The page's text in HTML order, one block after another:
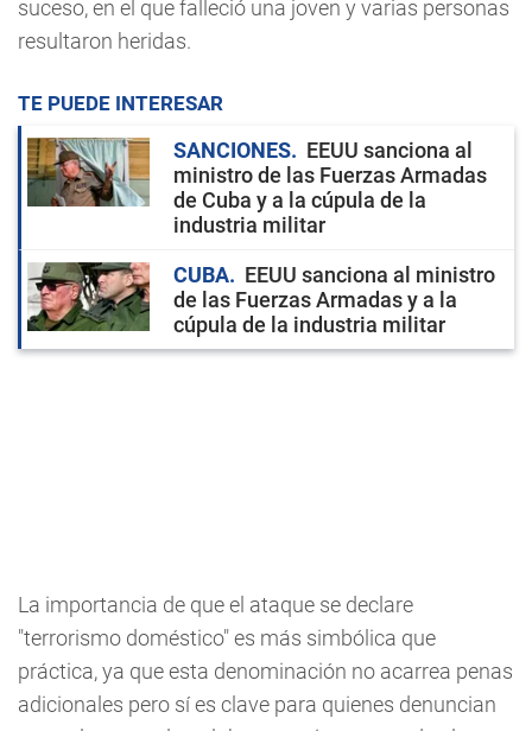
suceso, en el que falleció una joven y varias personas
resultaron heridas.
TE PUEDE INTERESAR
SANCIONES
EEUU sanciona al
ministro de las Fuerzas Armadas
de Cuba y a la cúpula de la
industria militar
CUBA
EEUU sanciona al ministro
de las Fuerzas Armadas y a la
cúpula de la industria militar
La importancia de que el ataque se declare
"terrorismo doméstico" es más simbólica que
práctica, ya que esta denominación no acarrea penas
adicionales pero sí es clave para quienes denuncian